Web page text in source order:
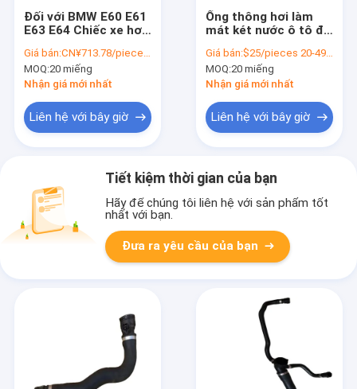
Đối với BMW E60 E61
E63 E64 Chiếc xe hơi
chất làm mát & ống
nước ống ống máy
tản nhiệt OE
Giá bán:CN¥713.78/pieces 20-49 pieces
MOQ:20 miếng
Nhận giá mới nhất
Liên hệ với bây giờ
Ống thông hơi làm
mát két nước ô tô đã
17127565094 cho
BMW E88 E82 E90
E91
Giá bán:$25/pieces 20-49 pieces
MOQ:20 miếng
Nhận giá mới nhất
Liên hệ với bây giờ
Tiết kiệm thời gian của bạn
Hãy để chúng tôi liên hệ với sản phẩm tốt
nhất với bạn.
Đưa ra yêu cầu của bạn